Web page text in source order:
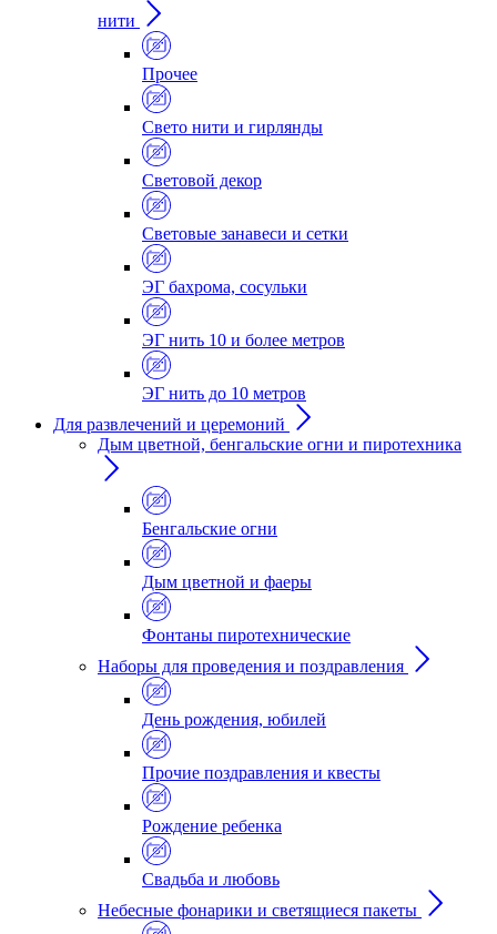
нити
Прочее
Свето нити и гирлянды
Световой декор
Световые занавеси и сетки
ЭГ бахрома, сосульки
ЭГ нить 10 и более метров
ЭГ нить до 10 метров
Для развлечений и церемоний
Дым цветной, бенгальские огни и пиротехника
Бенгальские огни
Дым цветной и фаеры
Фонтаны пиротехнические
Наборы для проведения и поздравления
День рождения, юбилей
Прочие поздравления и квесты
Рождение ребенка
Свадьба и любовь
Небесные фонарики и светящиеся пакеты